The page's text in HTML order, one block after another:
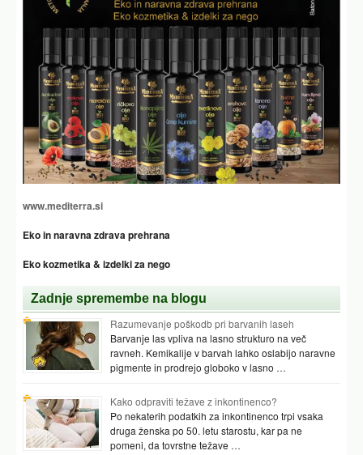
www.mediterra.si
Eko in naravna zdrava prehrana
Eko kozmetika & izdelki za nego
Zadnje spremembe na blogu
Razumevanje poškodb pri barvanih laseh
Barvanje las vpliva na lasno strukturo na več
ravneh. Kemikalije v barvah lahko oslabijo naravne
pigmente in prodrejo globoko v lasno …
Kako odpraviti težave z inkontinenco?
Po nekaterih podatkih za inkontinenco trpi vsaka
druga ženska po 50. letu starostu, kar pa ne
pomeni, da tovrstne težave …